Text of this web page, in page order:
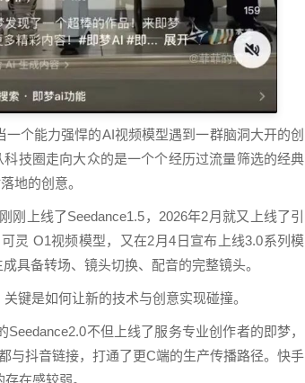
个能力强悍的AI视频模型遇到一群脑洞大开的创
技圈走向大众的是一个个经历过流量筛选的经典
地的创意。
上线了Seedance1.5，2026年2月就又上线了引
灵 O1视频模型，又在2月4日宣布上线3.0系列模
具备转场、镜头切换、配音的完整镜头。
键是如何让新的技术与创意实现碰撞。
不但上线了服务专业创作者的即梦，
与抖音链接，打通了更C端的生产传播路径。快手